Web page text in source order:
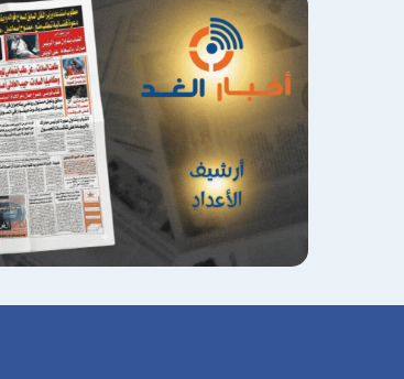
الصفحة
السابقة
الصفحة
التالية